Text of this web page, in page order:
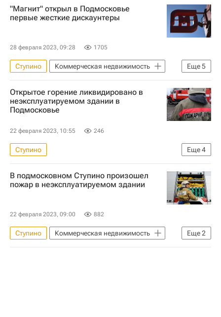
"Магнит" открыл в Подмосковье
первые жесткие дискаунтеры
28 февраля 2023, 09:28 1705
Еще5
Ступино
Коммерческая недвижимость
Московская область (Подмосковье)
Электросталь
Торговая недвижимость
Ритейл
Открытое горение ликвидировано в
неэксплуатируемом здании в
Подмосковье
22 февраля 2023, 10:55 246
Еще4
Ступино
Московская область (Подмосковье)
Происшествия
Россия
В подмосковном Ступино произошел
пожар в неэксплуатируемом здании
22 февраля 2023, 09:00 882
Еще2
Ступино
Коммерческая недвижимость
Происшествия